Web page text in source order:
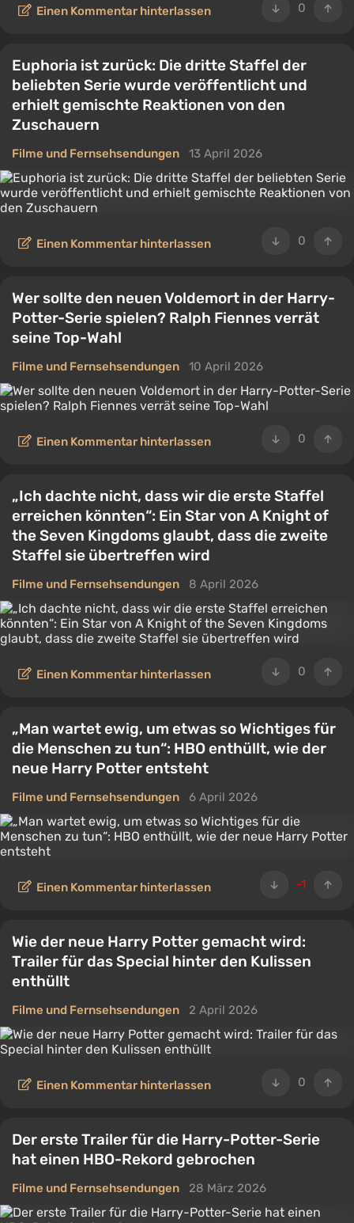
0
Einen Kommentar hinterlassen
Euphoria ist zurück: Die dritte Staffel der
beliebten Serie wurde veröffentlicht und
erhielt gemischte Reaktionen von den
Zuschauern
Filme und Fernsehsendungen 13 April 2026
0
Einen Kommentar hinterlassen
Wer sollte den neuen Voldemort in der Harry-
Potter-Serie spielen? Ralph Fiennes verrät
seine Top-Wahl
Filme und Fernsehsendungen 10 April 2026
0
Einen Kommentar hinterlassen
„Ich dachte nicht, dass wir die erste Staffel
erreichen könnten“: Ein Star von A Knight of
the Seven Kingdoms glaubt, dass die zweite
Staffel sie übertreffen wird
Filme und Fernsehsendungen 8 April 2026
0
Einen Kommentar hinterlassen
„Man wartet ewig, um etwas so Wichtiges für
die Menschen zu tun“: HBO enthüllt, wie der
neue Harry Potter entsteht
Filme und Fernsehsendungen 6 April 2026
-1
Einen Kommentar hinterlassen
Wie der neue Harry Potter gemacht wird:
Trailer für das Special hinter den Kulissen
enthüllt
Filme und Fernsehsendungen 2 April 2026
0
Einen Kommentar hinterlassen
Der erste Trailer für die Harry-Potter-Serie
hat einen HBO-Rekord gebrochen
Filme und Fernsehsendungen 28 März 2026